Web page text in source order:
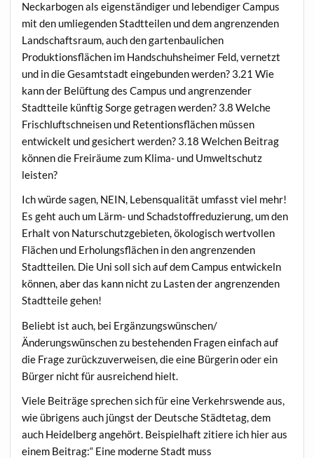
Neckarbogen als eigenständiger und lebendiger Campus
mit den umliegenden Stadtteilen und dem angrenzenden
Landschaftsraum, auch den gartenbaulichen
Produktionsflächen im Handschuhsheimer Feld, vernetzt
und in die Gesamtstadt eingebunden werden? 3.21 Wie
kann der Belüftung des Campus und angrenzender
Stadtteile künftig Sorge getragen werden? 3.8 Welche
Frischluftschneisen und Retentionsflächen müssen
entwickelt und gesichert werden? 3.18 Welchen Beitrag
können die Freiräume zum Klima- und Umweltschutz
leisten?
Ich würde sagen, NEIN, Lebensqualität umfasst viel mehr!
Es geht auch um Lärm- und Schadstoffreduzierung, um den
Erhalt von Naturschutzgebieten, ökologisch wertvollen
Flächen und Erholungsflächen in den angrenzenden
Stadtteilen. Die Uni soll sich auf dem Campus entwickeln
können, aber das kann nicht zu Lasten der angrenzenden
Stadtteile gehen!
Beliebt ist auch, bei Ergänzungswünschen/
Änderungswünschen zu bestehenden Fragen einfach auf
die Frage zurückzuverweisen, die eine Bürgerin oder ein
Bürger nicht für ausreichend hielt.
Viele Beiträge sprechen sich für eine Verkehrswende aus,
wie übrigens auch jüngst der Deutsche Städtetag, dem
auch Heidelberg angehört. Beispielhaft zitiere ich hier aus
einem Beitrag:“ Eine moderne Stadt muss